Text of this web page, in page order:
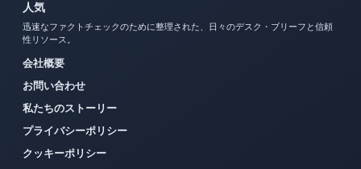
人気
迅速なファクトチェックのために整理された、日々のデスク・ブリーフと信頼
性リソース。
会社概要
お問い合わせ
私たちのストーリー
プライバシーポリシー
クッキーポリシー